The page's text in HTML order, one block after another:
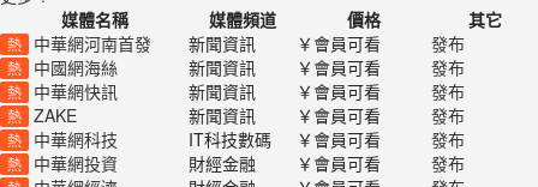
媒體名稱
媒體頻道 價格 其它
熱 中華網河南首發 新聞資訊 ￥會員可看 發布
熱 中國網海絲 新聞資訊 ￥會員可看 發布
熱 中華網快訊 新聞資訊 ￥會員可看 發布
熱 ZAKE 新聞資訊 ￥會員可看 發布
熱 中華網科技 IT科技數碼 ￥會員可看 發布
熱 中華網投資 財經金融 ￥會員可看 發布